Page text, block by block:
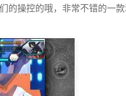
的操控的哦，非常不错的一